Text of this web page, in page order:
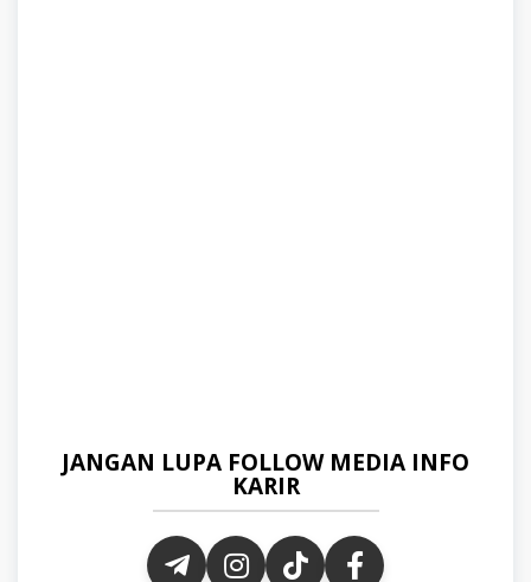
JANGAN LUPA FOLLOW MEDIA INFO
KARIR